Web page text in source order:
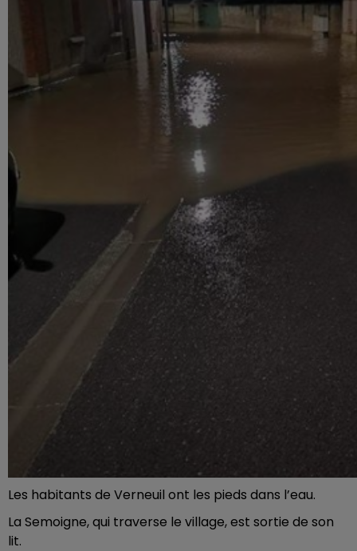
Les habitants de Verneuil ont les pieds dans l’eau.
La Semoigne, qui traverse le village, est sortie de son
lit.